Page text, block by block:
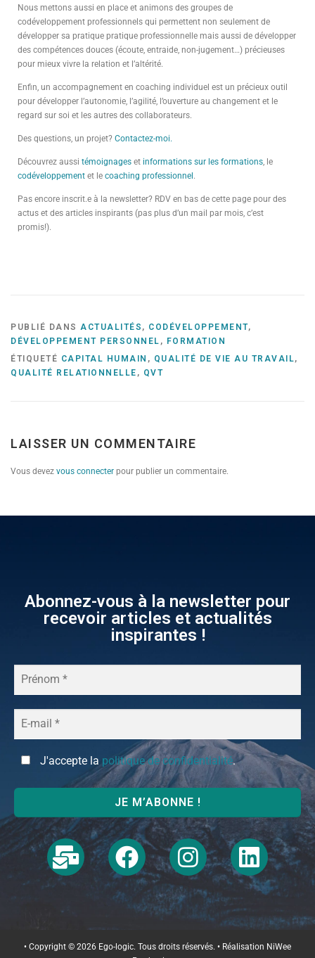
Nous mettons aussi en place et animons des groupes de
codéveloppement professionnels qui permettent non seulement de
développer sa pratique pratique professionnelle mais aussi de développer
des compétences douces (écoute, entraide, non-jugement…) précieuses
pour mieux vivre la relation et l’altérité.
Enfin, un accompagnement en coaching individuel est un précieux outil
pour développer l’autonomie, l’agilité, l’ouverture au changement et le
regard sur soi et les autres des collaborateurs.
Des questions, un projet? Contactez-moi.
Découvrez aussi témoignages et informations sur les formations, le
codéveloppement et le coaching professionnel .
Pas encore inscrit.e à la newsletter? RDV en bas de cette page pour des
actus et des articles inspirants (pas plus d’un mail par mois, c’est
promis!).
PUBLIÉ DANS ACTUALITÉS , CODÉVELOPPEMENT,
DÉVELOPPEMENT PERSONNEL , FORMATION
ÉTIQUETÉ CAPITAL HUMAIN , QUALITÉ DE VIE AU TRAVAIL,
QUALITÉ RELATIONNELLE , QVT
LAISSER UN COMMENTAIRE
Vous devez vous connecter pour publier un commentaire.
Abonnez-vous à la newsletter pour
recevoir articles et actualités
inspirantes !
J'accepte la politique de confidentialité.
• Copyright © 2026 Ego-logic. Tous droits réservés. • Réalisation NiWee